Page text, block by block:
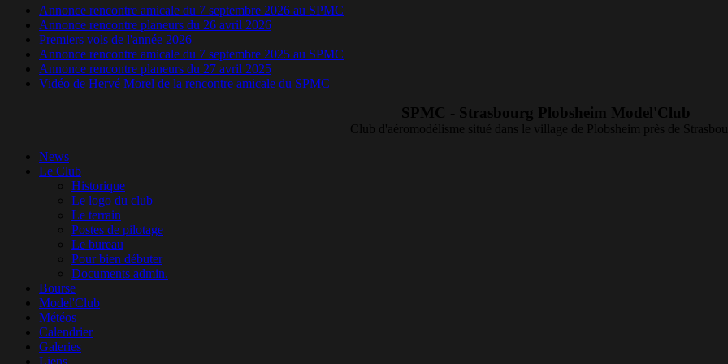
Annonce rencontre amicale du 7 septembre 2026 au SPMC
Annonce rencontre planeurs du 26 avril 2026
Premiers vols de l'année 2026
Annonce rencontre amicale du 7 septembre 2025 au SPMC
Annonce rencontre planeurs du 27 avril 2025
Vidéo de Hervé Morel de la rencontre amicale du SPMC
SPMC - Strasbourg Plobsheim Model'Club
Club d'aéromodélisme situé dans le village de Plobsheim près de
News
Le Club
Historique
Le logo du club
Le terrain
Postes de pilotage
Le bureau
Pour bien débuter
Documents admin.
Bourse
Model'Club
Météos
Calendrier
Galeries